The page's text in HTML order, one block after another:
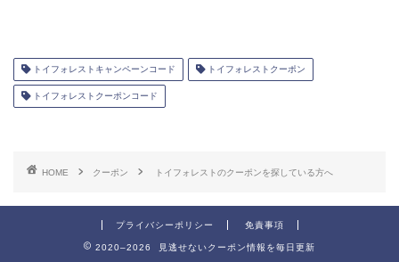
トイフォレストキャンペーンコード トイフォレストクーポン
トイフォレストクーポンコード
HOME クーポン トイフォレストのクーポンを探している方へ
プライバシーポリシー 免責事項
2020–2026 見逃せないクーポン情報を毎日更新